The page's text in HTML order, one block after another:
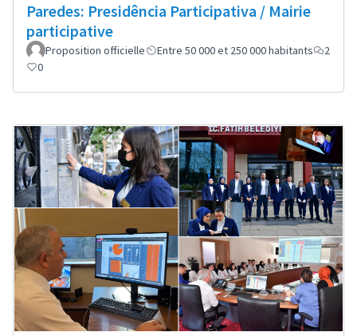
Paredes: Presidência Participativa / Mairie
participative
Proposition officielle Entre 50 000 et 250 000 habitants
2
0